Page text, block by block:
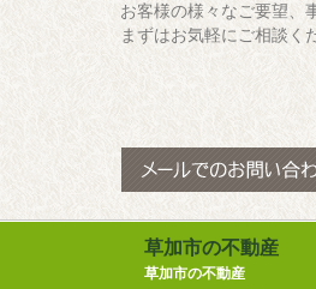
お客様の様々なご要望、
まずはお気軽にご相談く
草加市の不動産
草加市の不動産